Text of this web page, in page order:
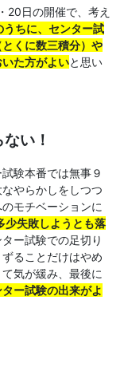
20日の開催で、考え
うちに、センター試
くに数三積分）や
た方がよいと思い
い！
験本番では無事９
やらかしをしつつ
モチベーションに
少失敗しようとも落
ー試験での足切り
ることだけはやめ
気が緩み、最後に
ー試験の出来がよ